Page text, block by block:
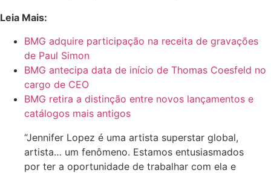
Leia Mais:
BMG adquire participação na receita de gravações
de Paul Simon
BMG antecipa data de início de Thomas Coesfeld no
cargo de CEO
BMG retira a distinção entre novos lançamentos e
catálogos mais antigos
“Jennifer Lopez é uma artista superstar global,
artista… um fenômeno. Estamos entusiasmados
por ter a oportunidade de trabalhar com ela e